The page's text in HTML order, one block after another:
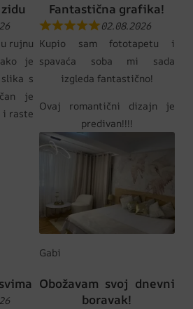
rujnu
je
s
je
i raste
Fantastična grafika!
02.08.2026
Kupio sam fototapetu i
spavaća soba mi sada
izgleda fantastično!
Ovaj romantični dizajn je
predivan!!!!
Gabi
Obožavam svoj dnevni
boravak!